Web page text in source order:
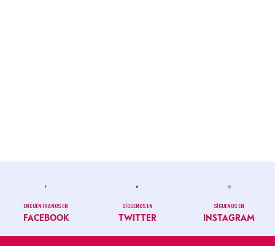
ENCUÉNTRANOS EN
FACEBOOK
SÍGUENOS EN
TWITTER
SÍGUENOS EN
INSTAGRAM